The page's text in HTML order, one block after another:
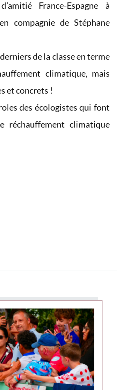
France-Espagne à
compagnie de Stéphane
de la classe en terme
climatique, mais
et concrets !
des écologistes qui font
réchauffement climatique